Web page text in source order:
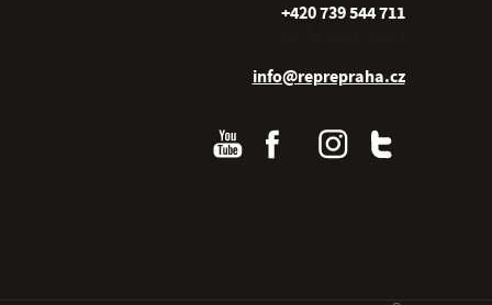
+420 739 544 711
info@reprepraha.cz